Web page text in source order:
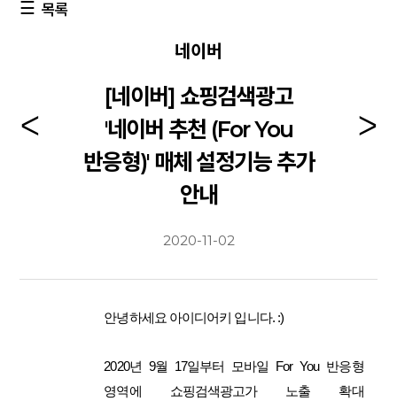
목록
네이버
[네이버] 쇼핑검색광고
'네이버 추천 (For You
반응형)' 매체 설정기능 추가
안내
2020-11-02
안녕하세요 아이디어키 입니다. :)
2020년 9월 17일부터 모바일 For You 반응형
영역에 쇼핑검색광고가 노출 확대